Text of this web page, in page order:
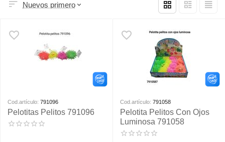
Nuevos primero
Cod.artículo: 791096
Pelotitas Pelitos 791096
Cod.artículo: 791058
Pelotita Pelitos Con Ojos
Luminosa 791058